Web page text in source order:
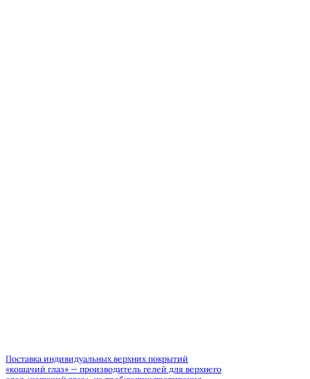
Поставка индивидуальных верхних покрытий
«кошачий глаз» — производитель гелей для верхнего